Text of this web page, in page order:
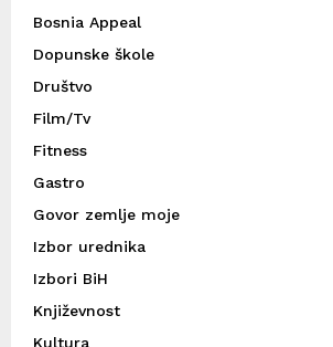
Bosnia Appeal
Dopunske škole
Društvo
Film/Tv
Fitness
Gastro
Govor zemlje moje
Izbor urednika
Izbori BiH
Književnost
Kultura